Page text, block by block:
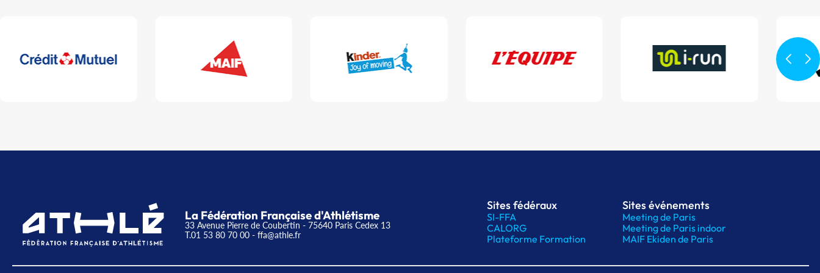
La Fédération Française d'Athlétisme
33 Avenue Pierre de Coubertin - 75640 Paris Cedex 13
T.01 53 80 70 00 - ffa@athle.fr
Sites fédéraux
SI-FFA
CALORG
Plateforme Formation
Sites événements
Meeting de Paris
Meeting de Paris indoor
MAIF Ekiden de Paris